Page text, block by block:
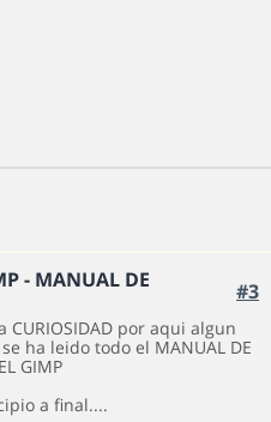
- MANUAL DE
#3
CURIOSIDAD por aqui algun
ha leido todo el MANUAL DE
GIMP
a final....